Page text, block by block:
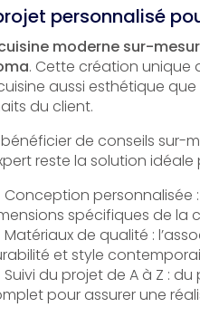
personnalisé
moderne sur-
. Cette création unique
aussi esthétique
du client.
de conseils sur-
reste la solution
Conception personnalisée
spécifiques de la
Matériaux de qualité :
et style
Suivi du projet de A à Z :
pour assurer une